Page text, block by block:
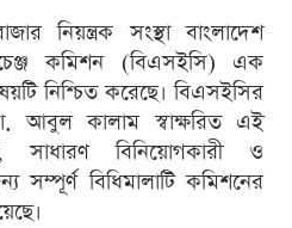
নিয়ন্ত্রক সংস্থা বাংলাদেশ
কমিশন (বিএসইসি) এক
নিশ্চিত করেছে। বিএসইসির
আবুল কালাম স্বাক্ষরিত এই
সাধারণ বিনিয়োগকারী ও
সম্পূর্ণ বিধিমালাটি কমিশনের